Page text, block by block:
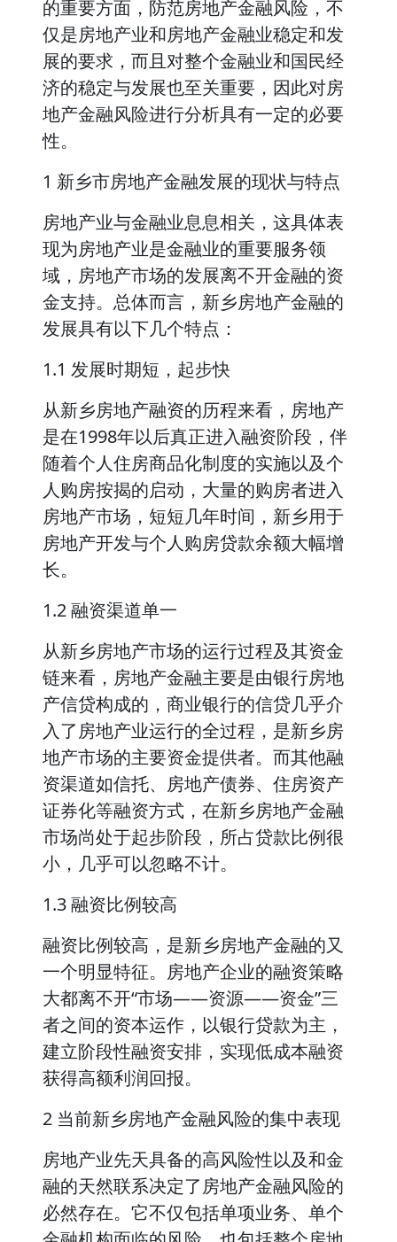
的重要方面，防范房地产金融风险，不
仅是房地产业和房地产金融业稳定和发
展的要求，而且对整个金融业和国民经
济的稳定与发展也至关重要，因此对房
地产金融风险进行分析具有一定的必要
性。
1 新乡市房地产金融发展的现状与特点
房地产业与金融业息息相关，这具体表
现为房地产业是金融业的重要服务领
域，房地产市场的发展离不开金融的资
金支持。总体而言，新乡房地产金融的
发展具有以下几个特点：
1.1 发展时期短，起步快
从新乡房地产融资的历程来看，房地产
是在1998年以后真正进入融资阶段，伴
随着个人住房商品化制度的实施以及个
人购房按揭的启动，大量的购房者进入
房地产市场，短短几年时间，新乡用于
房地产开发与个人购房贷款余额大幅增
长。
1.2 融资渠道单一
从新乡房地产市场的运行过程及其资金
链来看，房地产金融主要是由银行房地
产信贷构成的，商业银行的信贷几乎介
入了房地产业运行的全过程，是新乡房
地产市场的主要资金提供者。而其他融
资渠道如信托、房地产债券、住房资产
证券化等融资方式，在新乡房地产金融
市场尚处于起步阶段，所占贷款比例很
小，几乎可以忽略不计。
1.3 融资比例较高
融资比例较高，是新乡房地产金融的又
一个明显特征。房地产企业的融资策略
大都离不开“市场——资源——资金”三
者之间的资本运作，以银行贷款为主，
建立阶段性融资安排，实现低成本融资
获得高额利润回报。
2 当前新乡房地产金融风险的集中表现
房地产业先天具备的高风险性以及和金
融的天然联系决定了房地产金融风险的
必然存在。它不仅包括单项业务、单个